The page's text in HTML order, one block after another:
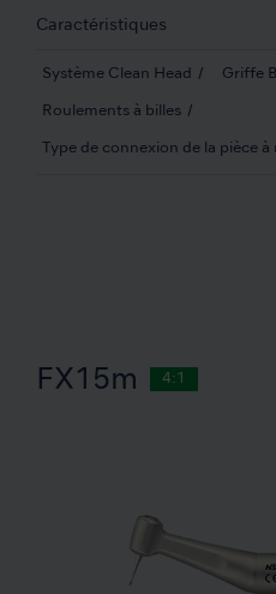
Caractéristiques
Système Clean Head Griffe
Roulements à billes
Type de connexion de la pièce à
FX15m 4:1